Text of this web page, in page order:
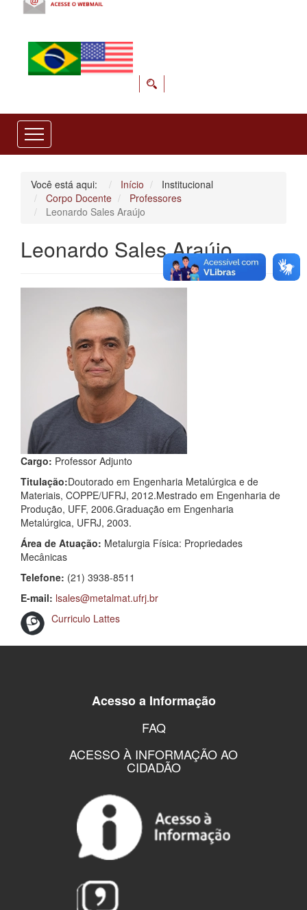
Você está aqui: Início
Institucional
Corpo Docente
Professores
Leonardo Sales Araújo
Leonardo Sales Araújo
Cargo: Professor Adjunto
Titulação:Doutorado em Engenharia Metalúrgica e de
Materiais, COPPE/UFRJ, 2012.Mestrado em Engenharia de
Produção, UFF, 2006.Graduação em Engenharia
Metalúrgica, UFRJ, 2003.
Área de Atuação: Metalurgia Física: Propriedades
Mecânicas
Telefone: (21) 3938-8511
E-mail: lsales@metalmat.ufrj.br
Curriculo Lattes
Acesso a Informação
FAQ
ACESSO À INFORMAÇÃO AO
CIDADÃO